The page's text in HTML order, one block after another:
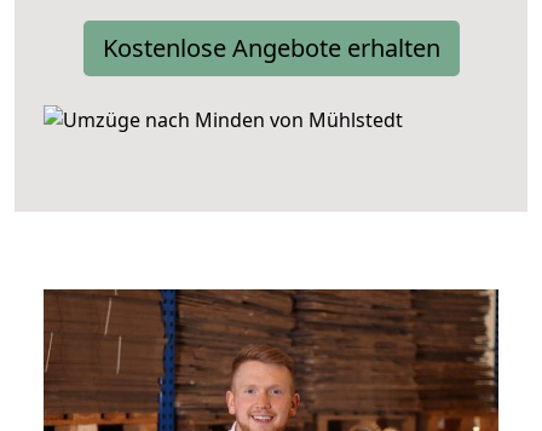
Kostenlose Angebote erhalten